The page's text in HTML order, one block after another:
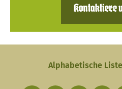
Kontaktiere
Alphabetische